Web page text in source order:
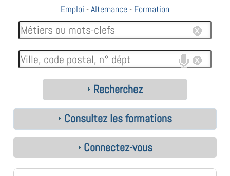
Emploi -Alternance - Formation
Recherchez
Consultez les formations
Connectez-vous